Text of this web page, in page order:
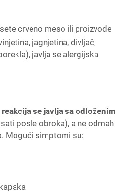
crveno meso ili proizvode
jagnjetina, divljač,
javlja se alergijska
reakcija se javlja sa odloženim
posle obroka), a ne odmah
Mogući simptomi su: